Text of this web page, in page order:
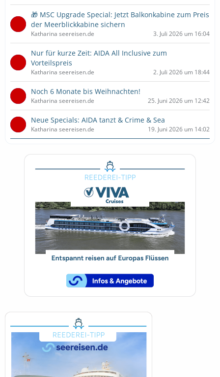
🎁 MSC Upgrade Special: Jetzt Balkonkabine zum Preis
der Meerblickkabine sichern
Katharina seereisen.de 3. Juli 2026 um 16:04
Nur für kurze Zeit: AIDA All Inclusive zum
Vorteilspreis
Katharina seereisen.de 2. Juli 2026 um 18:44
Noch 6 Monate bis Weihnachten!
Katharina seereisen.de 25. Juni 2026 um 12:42
Neue Specials: AIDA tanzt & Crime & Sea
Katharina seereisen.de 19. Juni 2026 um 14:02